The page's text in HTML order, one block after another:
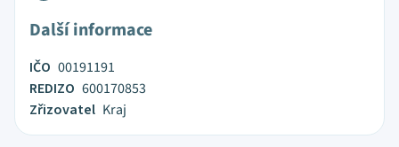
Další informace
IČO 00191191
REDIZO 600170853
Zřizovatel Kraj